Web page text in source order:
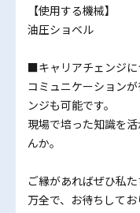
【使用する機械】
油圧ショベル
■キャリアチェンジに
コミュニケーション
ンジも可能です。
現場で培った知識を
んか。
ご縁があればぜひ私
万全で、お待ちしてお